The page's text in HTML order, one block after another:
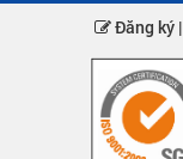
Đăng ký |